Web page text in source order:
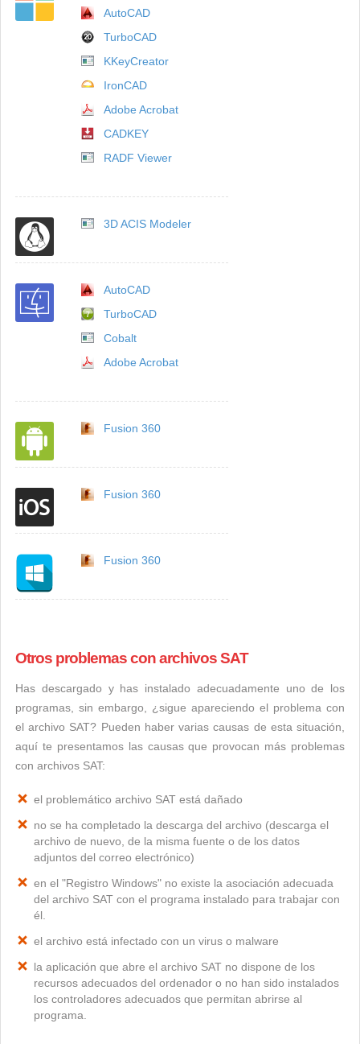
AutoCAD
TurboCAD
KKeyCreator
IronCAD
Adobe Acrobat
CADKEY
RADF Viewer
3D ACIS Modeler
AutoCAD
TurboCAD
Cobalt
Adobe Acrobat
Fusion 360
Fusion 360
Fusion 360
Otros problemas con archivos SAT
Has descargado y has instalado adecuadamente uno de los
programas, sin embargo, ¿sigue apareciendo el problema con
el archivo SAT? Pueden haber varias causas de esta situación,
aquí te presentamos las causas que provocan más problemas
con archivos SAT:
el problemático archivo SAT está dañado
no se ha completado la descarga del archivo (descarga el
archivo de nuevo, de la misma fuente o de los datos
adjuntos del correo electrónico)
en el "Registro Windows" no existe la asociación adecuada
del archivo SAT con el programa instalado para trabajar con
él.
el archivo está infectado con un virus o malware
la aplicación que abre el archivo SAT no dispone de los
recursos adecuados del ordenador o no han sido instalados
los controladores adecuados que permitan abrirse al
programa.